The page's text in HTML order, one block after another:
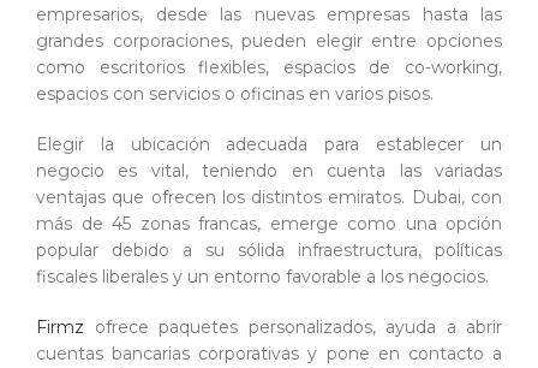
empresarios, desde las nuevas empresas hasta las
grandes corporaciones, pueden elegir entre opciones
como escritorios flexibles, espacios de co-working,
espacios con servicios o oficinas en varios pisos.
Elegir la ubicación adecuada para establecer un
negocio es vital, teniendo en cuenta las variadas
ventajas que ofrecen los distintos emiratos. Dubai, con
más de 45 zonas francas, emerge como una opción
popular debido a su sólida infraestructura, políticas
fiscales liberales y un entorno favorable a los negocios.
Firmz ofrece paquetes personalizados, ayuda a abrir
cuentas bancarias corporativas y pone en contacto a